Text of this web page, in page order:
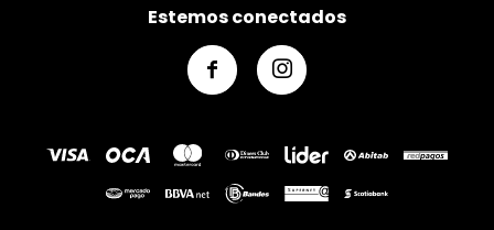
Estemos conectados
 